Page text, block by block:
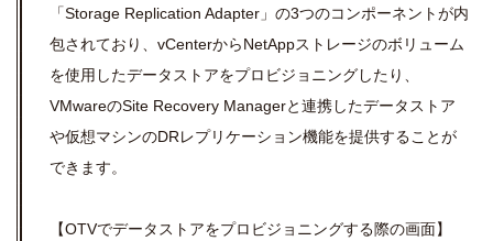
「Storage Replication Adapter」の3つのコンポーネントが内
包されており、vCenterからNetAppストレージのボリューム
を使用したデータストアをプロビジョニングしたり、
VMwareのSite Recovery Managerと連携したデータストア
や仮想マシンのDRレプリケーション機能を提供することが
できます。
【OTVでデータストアをプロビジョニングする際の画面】